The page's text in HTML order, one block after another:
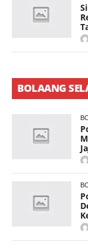
BOLAANG